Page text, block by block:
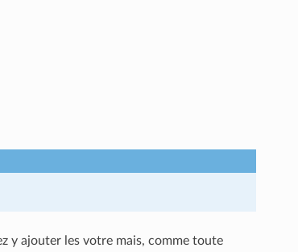
y ajouter les votre mais, comme toute